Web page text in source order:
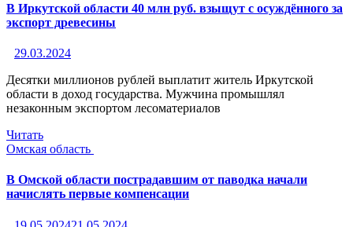
В Иркутской области 40 млн руб. взыщут с осуждённого за
экспорт древесины
29.03.2024
Десятки миллионов рублей выплатит житель Иркутской
области в доход государства. Мужчина промышлял
незаконным экспортом лесоматериалов
Читать
Омская область
В Омской области пострадавшим от паводка начали
начислять первые компенсации